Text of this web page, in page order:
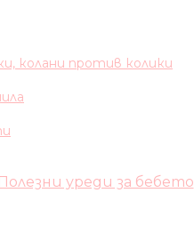
колани против колики
Полезни уреди за бебето